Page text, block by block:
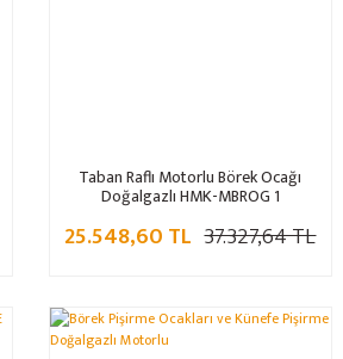
Taban Raflı Motorlu Börek Ocağı
Doğalgazlı HMK-MBROG 1
25.548,60 TL 37.327,64 TL